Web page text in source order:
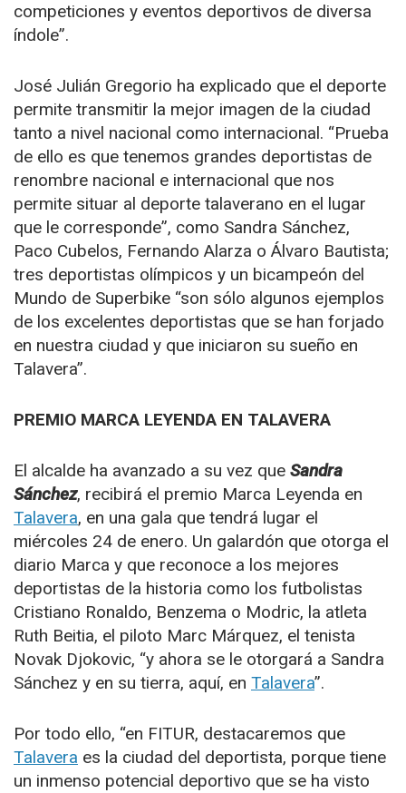
competiciones y eventos deportivos de diversa
índole”.
José Julián Gregorio ha explicado que el deporte
permite transmitir la mejor imagen de la ciudad
tanto a nivel nacional como internacional. “Prueba
de ello es que tenemos grandes deportistas de
renombre nacional e internacional que nos
permite situar al deporte talaverano en el lugar
que le corresponde”, como Sandra Sánchez,
Paco Cubelos, Fernando Alarza o Álvaro Bautista;
tres deportistas olímpicos y un bicampeón del
Mundo de Superbike “son sólo algunos ejemplos
de los excelentes deportistas que se han forjado
en nuestra ciudad y que iniciaron su sueño en
Talavera”.
PREMIO MARCA LEYENDA EN TALAVERA
El alcalde ha avanzado a su vez que Sandra
Sánchez, recibirá el premio Marca Leyenda en
Talavera, en una gala que tendrá lugar el
miércoles 24 de enero. Un galardón que otorga el
diario Marca y que reconoce a los mejores
deportistas de la historia como los futbolistas
Cristiano Ronaldo, Benzema o Modric, la atleta
Ruth Beitia, el piloto Marc Márquez, el tenista
Novak Djokovic, “y ahora se le otorgará a Sandra
Sánchez y en su tierra, aquí, en Talavera”.
Por todo ello, “en FITUR, destacaremos que
Talavera es la ciudad del deportista, porque tiene
un inmenso potencial deportivo que se ha visto